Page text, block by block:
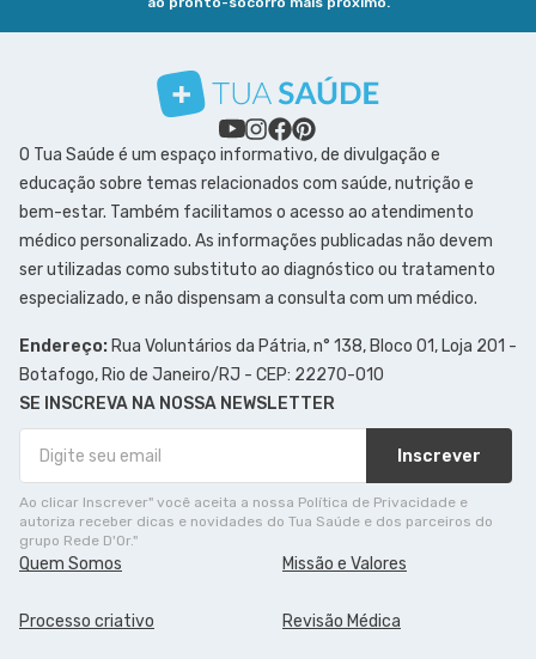
O Tua Saúde é um espaço informativo, de divulgação e
educação sobre temas relacionados com saúde, nutrição e
bem-estar. Também facilitamos o acesso ao atendimento
médico personalizado. As informações publicadas não devem
ser utilizadas como substituto ao diagnóstico ou tratamento
especializado, e não dispensam a consulta com um médico.
Endereço: Rua Voluntários da Pátria, n° 138, Bloco 01, Loja 201 -
Botafogo, Rio de Janeiro/RJ - CEP: 22270-010
SE INSCREVA NA NOSSA NEWSLETTER
Inscrever
Ao clicar Inscrever" você aceita a nossa Política de Privacidade e
autoriza receber dicas e novidades do Tua Saúde e dos parceiros do
grupo Rede D'Or."
Quem Somos Missão e Valores
Processo criativo Revisão Médica